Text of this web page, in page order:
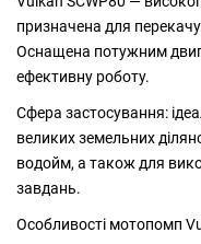
призначена для
Оснащена потужним
ефективну роботу.
Сфера застосування:
великих земельних
водойм, а також для
завдань.
Особливості мотопомп